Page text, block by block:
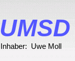
UMSD
Inhaber: Uwe Moll